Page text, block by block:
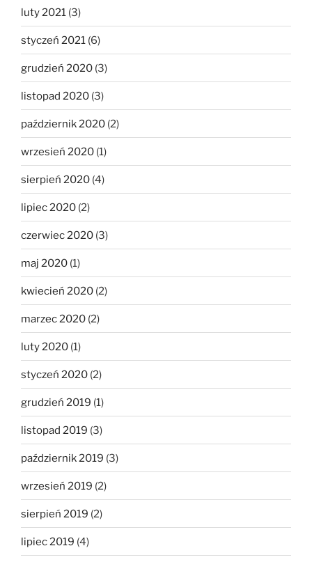
luty 2021 (3)
styczeń 2021 (6)
grudzień 2020 (3)
listopad 2020 (3)
październik 2020 (2)
wrzesień 2020 (1)
sierpień 2020 (4)
lipiec 2020 (2)
czerwiec 2020 (3)
maj 2020 (1)
kwiecień 2020 (2)
marzec 2020 (2)
luty 2020 (1)
styczeń 2020 (2)
grudzień 2019 (1)
listopad 2019 (3)
październik 2019 (3)
wrzesień 2019 (2)
sierpień 2019 (2)
lipiec 2019 (4)